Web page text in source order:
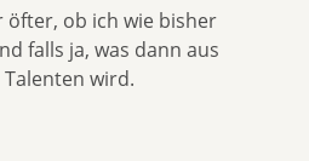
öfter, ob ich wie bisher
falls ja, was dann aus
wird.